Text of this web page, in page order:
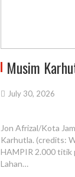
Musim
July 30, 2026
Jon Afrizal/Kota
Karhutla. (credits:
HAMPIR 2.000 titik
Lahan…